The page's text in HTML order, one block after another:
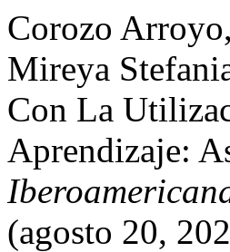
Corozo
Mireya
Con La
Aprendizaje:
(agosto 20,